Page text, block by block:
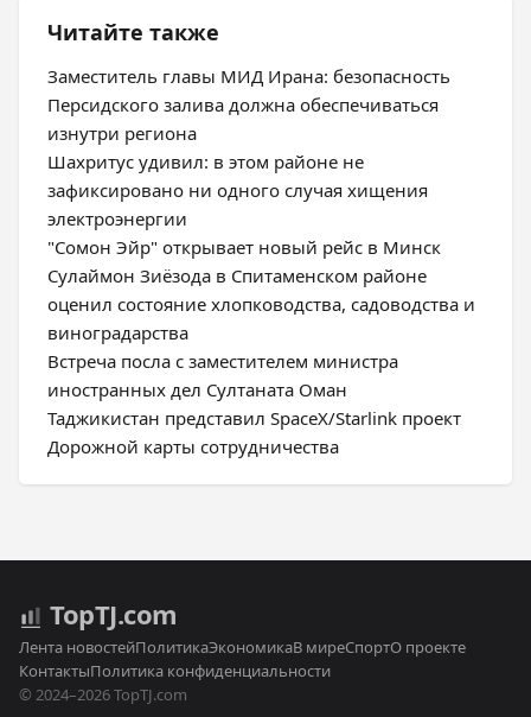
Читайте также
Заместитель главы МИД Ирана: безопасность
Персидского залива должна обеспечиваться
изнутри региона
Шахритус удивил: в этом районе не
зафиксировано ни одного случая хищения
электроэнергии
"Сомон Эйр" открывает новый рейс в Минск
Сулаймон Зиёзода в Спитаменском районе
оценил состояние хлопководства, садоводства и
виноградарства
Встреча посла с заместителем министра
иностранных дел Султаната Оман
Таджикистан представил SpaceX/Starlink проект
Дорожной карты сотрудничества
TopTJ.com
Лента новостейПолитикаЭкономикаВ миреСпортО проекте
КонтактыПолитика конфиденциальности
© 2024–2026 TopTJ.com